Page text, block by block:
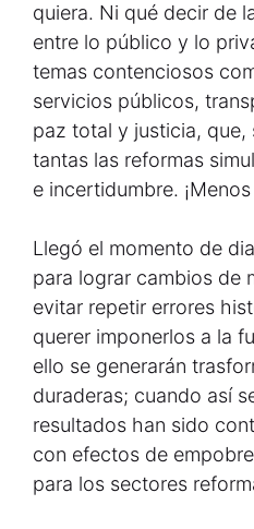
quiera. Ni qué decir de
entre lo público y lo
temas contenciosos
servicios públicos,
paz total y justicia, que,
tantas las reformas
e incertidumbre.
Llegó el momento de
para lograr cambios de
evitar repetir errores
querer imponerlos a la
ello se generarán
duraderas; cuando así
resultados han sido
con efectos de
para los sectores